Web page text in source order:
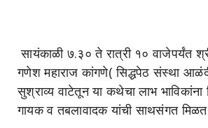
सायंकाळी ७.३० ते रात्री १० वाजेपर्यंत
गणेश महाराज कांगणे( सिद्धपेठ संस्था
सुश्राव्य वाटेतून या कथेचा लाभ
गायक व तबलावादक यांची साथसंगत